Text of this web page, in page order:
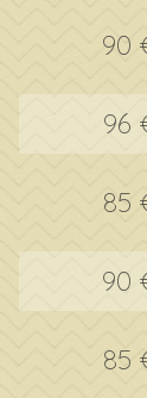
90
96
85
90
85